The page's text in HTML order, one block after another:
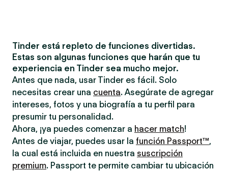
Tinder está repleto de funciones divertidas.
Estas son algunas funciones que harán que tu
experiencia en Tinder sea mucho mejor.
Antes que nada, usar Tinder es fácil. Solo
necesitas crear una cuenta. Asegúrate de agregar
intereses, fotos y una biografía a tu perfil para
presumir tu personalidad.
Ahora, ¡ya puedes comenzar a hacer match!
Antes de viajar, puedes usar la función Passport™,
la cual está incluida en nuestra suscripción
premium. Passport te permite cambiar tu ubicación